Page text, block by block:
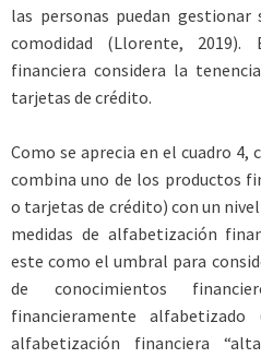
las personas puedan gestionar
comodidad (Llorente,
financiera considera la
tarjetas de crédito.
Como se aprecia en el cuadro 4,
combina uno de los productos
o tarjetas de crédito) con un
medidas de alfabetización
este como el umbral para
de conocimientos
financieramente alfabetizado
alfabetización financiera